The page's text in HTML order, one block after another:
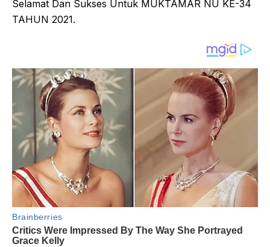
Selamat Dan Sukses Untuk MUKTAMAR NU KE-34
TAHUN 2021.